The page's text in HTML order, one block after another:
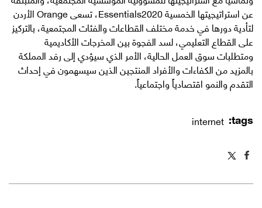
عن استراتيجيتها الخمسية Essentials2020، تسعى Orange الأردن
لتأدية دورها في خدمة مختلف القطاعات والفئات المجتمعية، بالتركيز
على القطاع التعليمي، لسد الفجوة بين المخرجات الأكاديمية
ومتطلبات سوق العمل الحالية، الأمر الذي سيؤدي إلى رفد المملكة
بالمزيد من الكفاءات والأفراد المنتجين الذين سيسهمون في إحداث
التقدم والنمو اقتصادياً واجتماعياً.
tags:
internet